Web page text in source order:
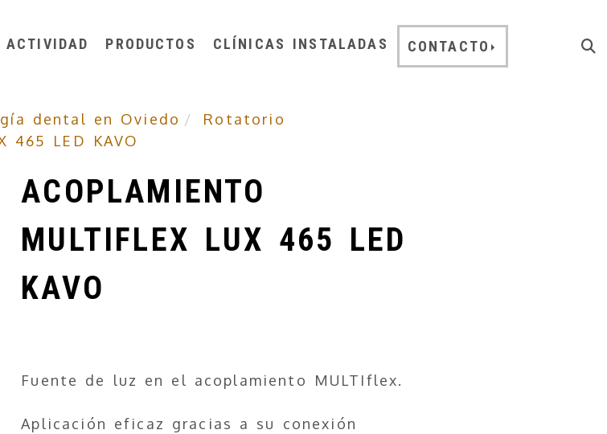
ACTIVIDAD PRODUCTOS CLÍNICAS INSTALADAS CONTACTO
dental en Oviedo
Rotatorio
465 LED KAVO
ACOPLAMIENTO
MULTIFLEX LUX 465 LED
KAVO
Fuente de luz en el acoplamiento MULTIflex.
Aplicación eficaz gracias a su conexión